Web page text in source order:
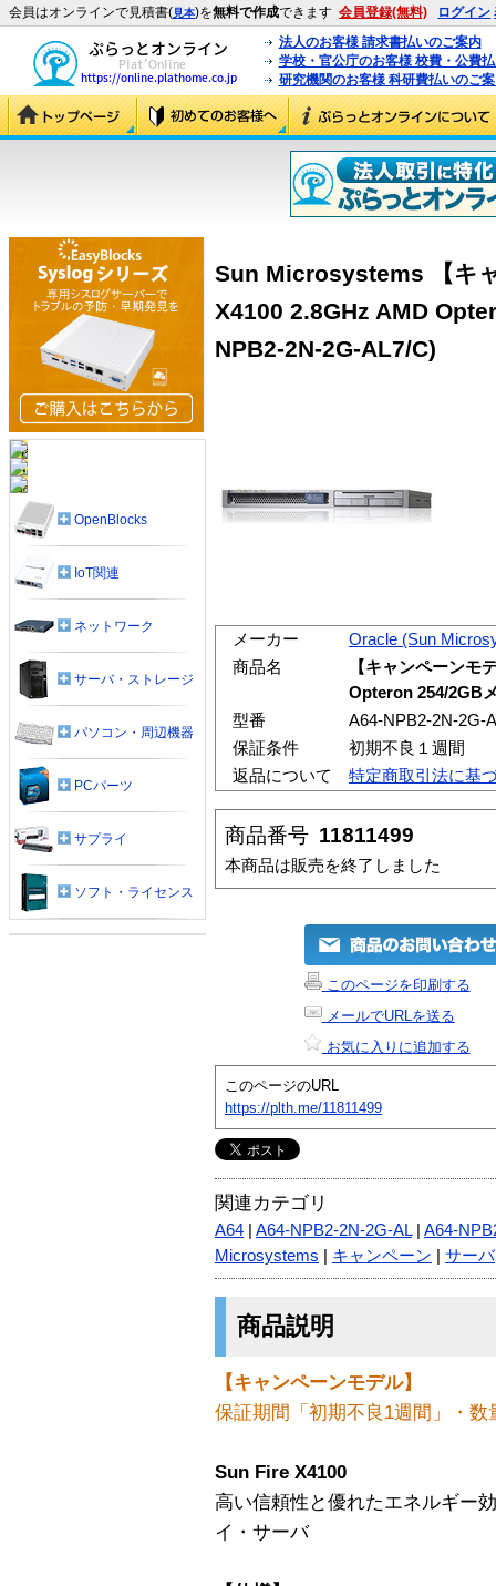
会員はオンラインで見積書(見本)を無料で作成できます 会員登録(無料) ログイン
法人のお客様 請求書払いのご案内
学校・官公庁のお客様 校費・公費
研究機関のお客様 科研費払いのご
Sun Microsystems 【キ
X4100 2.8GHz AMD
NPB2-2N-2G-AL7/C)
メーカー
Oracle (Sun
商品名
【キャンペーンモ
Opteron 254/2GB
型番
A64-NPB2-2N-2G-
保証条件
初期不良１週間
返品について
特定商取引法に基
商品番号 11811499
本商品は販売を終了しました
このページを印刷する
メールでURLを送る
お気に入りに追加する
このページのURL
https://plth.me/11811499
関連カテゴリ
A64 A64-NPB2-2N-2G-AL| A64-
Microsystems
キャンペーン サーバ
商品説明
【キャンペーンモデル】
保証期間「初期不良1週間」・
Sun Fire X4100
高い信頼性と優れたエネルギー
イ・サーバ
OpenBlocks
IoT関連
ネットワーク
サーバ・ストレージ
パソコン・周辺機器
PCパーツ
サプライ
ソフト・ライセンス